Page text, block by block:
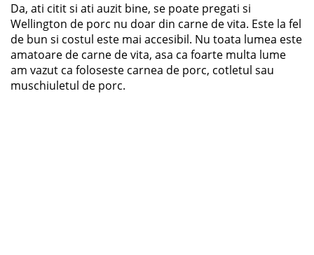
Da, ati citit si ati auzit bine, se poate pregati si
Wellington de porc nu doar din carne de vita. Este la fel
de bun si costul este mai accesibil. Nu toata lumea este
amatoare de carne de vita, asa ca foarte multa lume
am vazut ca foloseste carnea de porc, cotletul sau
muschiuletul de porc.